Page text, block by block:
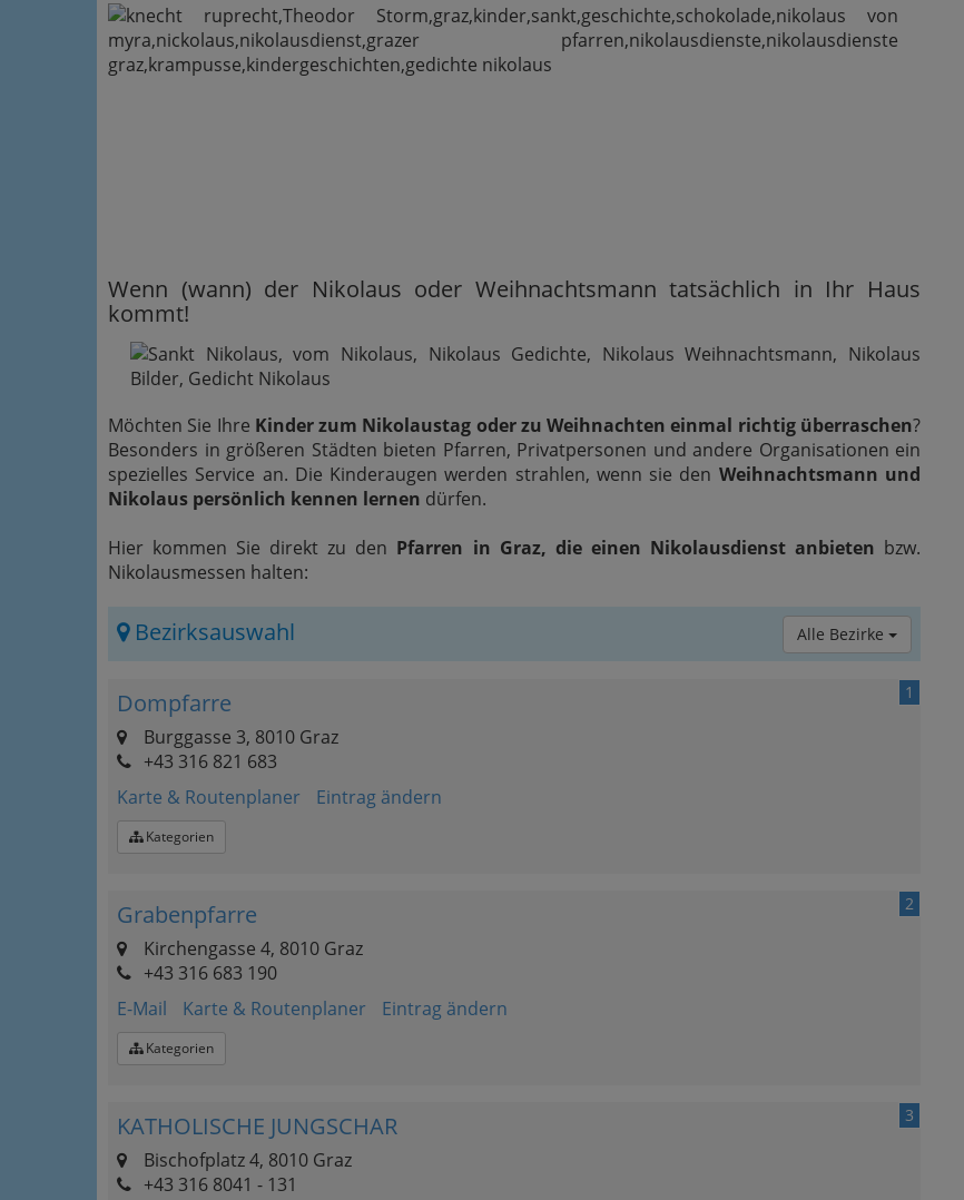
Wenn (wann) der Nikolaus oder Weihnachtsmann tatsächlich in Ihr Haus
kommt!
Möchten Sie Ihre Kinder zum Nikolaustag oder zu Weihnachten einmal richtig überraschen?
Besonders in größeren Städten bieten Pfarren, Privatpersonen und andere Organisationen ein
spezielles Service an. Die Kinderaugen werden strahlen, wenn sie den Weihnachtsmann und
Nikolaus persönlich kennen lernen dürfen.
Hier kommen Sie direkt zu den Pfarren in Graz, die einen Nikolausdienst anbieten bzw.
Nikolausmessen halten:
Bezirksauswahl Alle Bezirke
1
Dompfarre
Burggasse 3, 8010 Graz
+43 316 821 683
Karte & Routenplaner
Eintrag ändern
Kategorien
2
Grabenpfarre
Kirchengasse 4, 8010 Graz
+43 316 683 190
E-Mail
Karte & Routenplaner Eintrag ändern
Kategorien
3
KATHOLISCHE JUNGSCHAR
Bischofplatz 4, 8010 Graz
+43 316 8041 - 131